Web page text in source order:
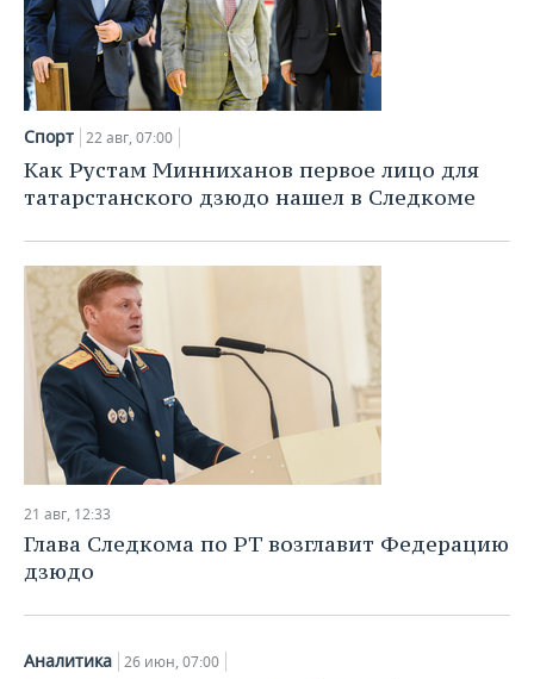
Спорт 22 авг, 07:00
Как Рустам Минниханов первое лицо для
татарстанского дзюдо нашел в Следкоме
21 авг, 12:33
Глава Следкома по РТ возглавит Федерацию
дзюдо
Аналитика 26 июн, 07:00